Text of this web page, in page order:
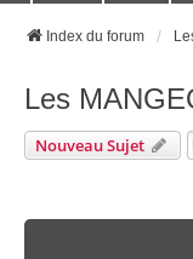
Index du forum
Les
Nouveau Sujet